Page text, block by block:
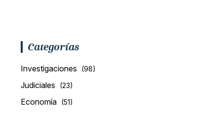
Categorías
Investigaciones (98)
Judiciales (23)
Economía (51)